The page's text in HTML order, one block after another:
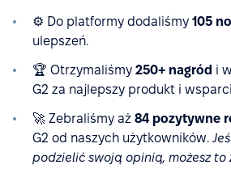
⚙️ Do platformy dodaliśmy 105
ulepszeń.
🏆 Otrzymaliśmy 250+ nagród i
G2 za najlepszy produkt i
🚀 Zebraliśmy aż 84 pozytywne
G2 od naszych użytkowników.
podzielić swoją opinią, możesz to